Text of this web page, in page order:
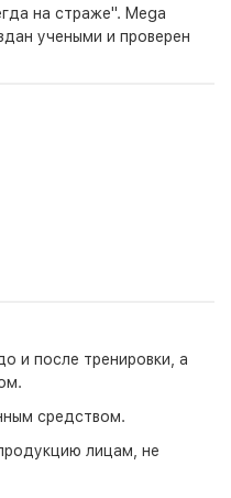
на страже". Mega
учеными и проверен
и после тренировки, а
средством.
лицам, не